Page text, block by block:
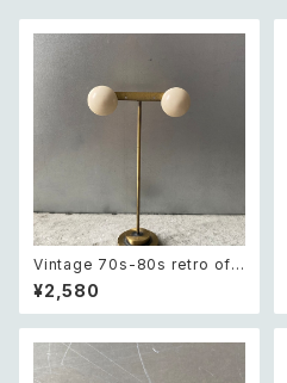
Vintage 70s-80s retro off
white round cabochon earr
ings レトロ ヴィンテージ アク
セサリー オフホワイト ラウンド
¥2,580